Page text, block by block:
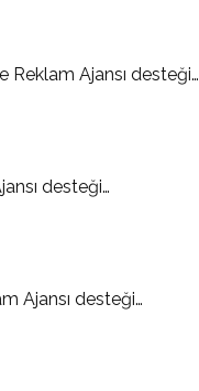
Ajansı desteği…
desteği…
Ajansı desteği…